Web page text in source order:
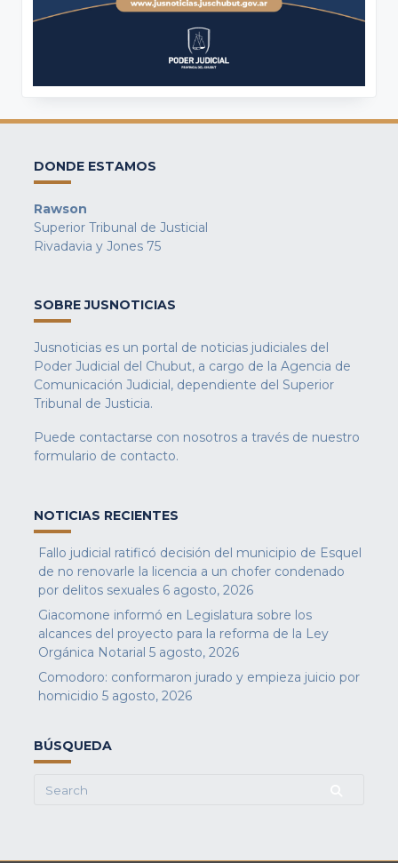
DONDE ESTAMOS
Rawson
Superior Tribunal de Justicial
Rivadavia y Jones 75
SOBRE JUSNOTICIAS
Jusnoticias es un portal de noticias judiciales del
Poder Judicial del Chubut, a cargo de la Agencia de
Comunicación Judicial, dependiente del Superior
Tribunal de Justicia.
Puede contactarse con nosotros a través de nuestro
formulario de contacto.
NOTICIAS RECIENTES
Fallo judicial ratificó decisión del municipio de Esquel
de no renovarle la licencia a un chofer condenado
por delitos sexuales 6 agosto, 2026
Giacomone informó en Legislatura sobre los
alcances del proyecto para la reforma de la Ley
Orgánica Notarial 5 agosto, 2026
Comodoro: conformaron jurado y empieza juicio por
homicidio 5 agosto, 2026
BÚSQUEDA
Search